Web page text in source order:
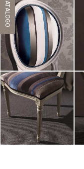
ZOOM
ZOOM